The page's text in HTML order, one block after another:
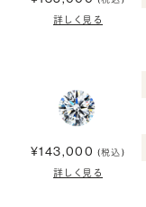
詳しく見る
¥143,000 (税込)
詳しく見る